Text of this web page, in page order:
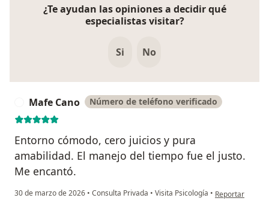
¿Te ayudan las opiniones a decidir qué
especialistas visitar?
Si No
Mafe Cano Número de teléfono verificado
Entorno cómodo, cero juicios y pura
amabilidad. El manejo del tiempo fue el justo.
Me encantó.
30 de marzo de 2026 • Consulta Privada • Visita Psicología • en opinión del
Reportar